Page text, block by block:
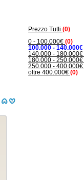
Prezzo Tutti (0)
0 - 100.000€ (0)
100.000 - 140.000€
140.000 - 180.000€
180.000 - 250.000€
250.000 - 400.000€
oltre 400.000€ (0)